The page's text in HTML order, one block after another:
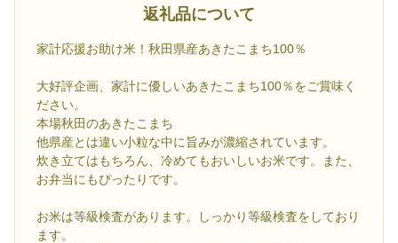
返礼品について
家計応援お助け米！秋田県産あきたこまち100％
大好評企画、家計に優しいあきたこまち100％をご賞味く
ださい。
本場秋田のあきたこまち
他県産とは違い小粒な中に旨みが濃縮されています。
炊き立てはもちろん、冷めてもおいしいお米です。また、
お弁当にもぴったりです。
お米は等級検査があります。しっかり等級検査をしており
ます。